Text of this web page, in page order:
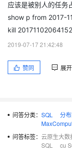
应该是被别人的任务
show p from 2017-
kill
2019-07-17 21:42:48
赞同 展
问答分类： SQL 分
问答标签： 云原生大
SQL
cu